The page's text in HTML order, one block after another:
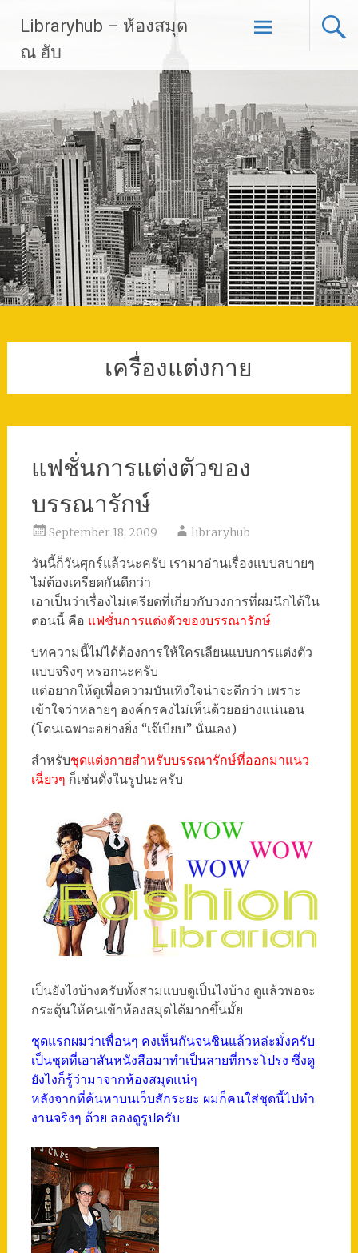
content
Libraryhub – ห้องสมุด
ณ ฮับ
เครื่องแต่งกาย
แฟชั่นการแต่งตัวของ
บรรณารักษ์
September 18, 2009 libraryhub
วันนี้ก็วันศุกร์แล้วนะครับ เรามาอ่านเรื่องแบบสบายๆ
ไม่ต้องเครียดกันดีกว่า
เอาเป็นว่าเรื่องไม่เครียดที่เกี่ยวกับวงการที่ผมนึกได้ใน
ตอนนี้ คือ แฟชั่นการแต่งตัวของบรรณารักษ์
บทความนี้ไม่ได้ต้องการให้ใครเลียนแบบการแต่งตัว
แบบจริงๆ หรอกนะครับ
แต่อยากให้ดูเพื่อความบันเทิงใจน่าจะดีกว่า เพราะ
เข้าใจว่าหลายๆ องค์กรคงไม่เห็นด้วยอย่างแน่นอน
(โดนเฉพาะอย่างยิ่ง “เจ๊เบียบ” นั่นเอง)
สำหรับชุดแต่งกายสำหรับบรรณารักษ์ที่ออกมาแนว
เฉี่ยวๆ ก็เช่นดั่งในรูปนะครับ
เป็นยังไงบ้างครับทั้งสามแบบดูเป็นไงบ้าง ดูแล้วพอจะ
กระตุ้นให้คนเข้าห้องสมุดได้มากขึ้นมั้ย
ชุดแรกผมว่าเพื่อนๆ คงเห็นกันจนชินแล้วหล่ะมั่งครับ
เป็นชุดที่เอาสันหนังสือมาทำเป็นลายที่กระโปรง ซึ่งดู
ยังไงก็รู้ว่ามาจากห้องสมุดแน่ๆ
หลังจากที่ค้นหาบนเว็บสักระยะ ผมก็คนใส่ชุดนี้ไปทำ
งานจริงๆ ด้วย ลองดูรูปครับ